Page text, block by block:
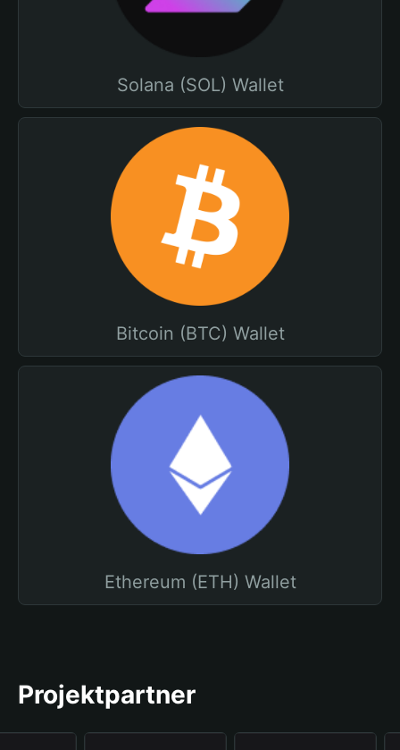
Solana (SOL) Wallet
Bitcoin (BTC) Wallet
Ethereum (ETH) Wallet
Projektpartner